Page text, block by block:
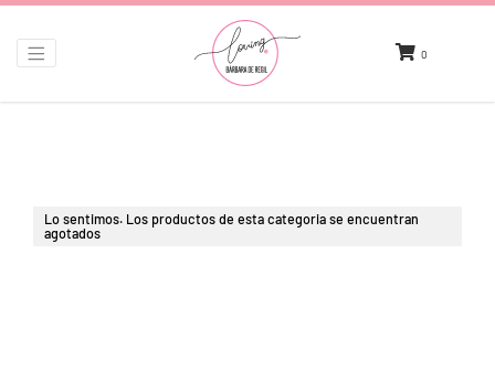
0
Lo sentimos. Los productos de esta categoria se encuentran
agotados